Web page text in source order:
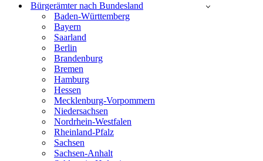
Bürgerämter nach Bundesland
Baden-Württemberg
Bayern
Saarland
Berlin
Brandenburg
Bremen
Hamburg
Hessen
Mecklenburg-Vorpommern
Niedersachsen
Nordrhein-Westfalen
Rheinland-Pfalz
Sachsen
Sachsen-Anhalt